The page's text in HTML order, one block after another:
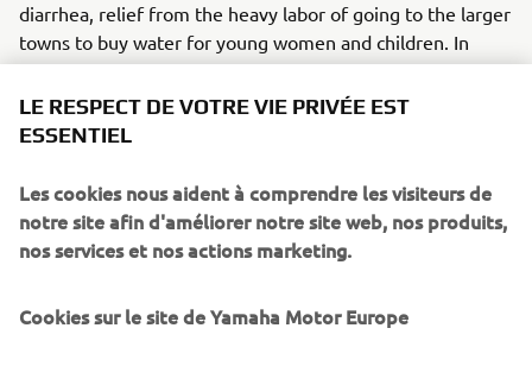
diarrhea, relief from the heavy labor of going to the larger
towns to buy water for young women and children. In
time, it was as if a blessing of rain had washed the village
and its houses clean of such difficulties. Scenes like this
will surely someday spread throughout the African
from people coming to draw fresh water for daily life.
©Yamaha Motor Europe N.V. / Yamaha Motor Co., Ltd.
LE RESPECT DE VOTRE VIE PRIVÉE EST
ESSENTIEL
Les cookies nous aident à comprendre les visiteurs de
notre site afin d'améliorer notre site web, nos produits,
nos services et nos actions marketing.
Cookies sur le site de Yamaha Motor Europe